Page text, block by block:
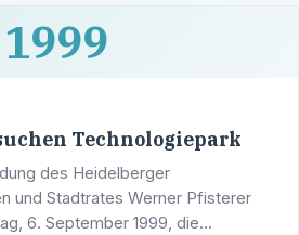
1999
Technologiepark
des Heidelberger
und Stadtrates Werner Pfisterer
6. September 1999, die